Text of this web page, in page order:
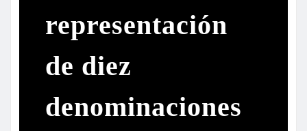
representación
de diez
denominaciones